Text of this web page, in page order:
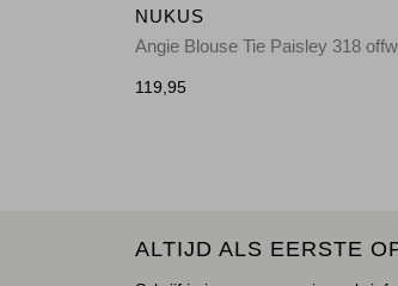
NUKUS
119,95
ALTIJD ALS EERSTE